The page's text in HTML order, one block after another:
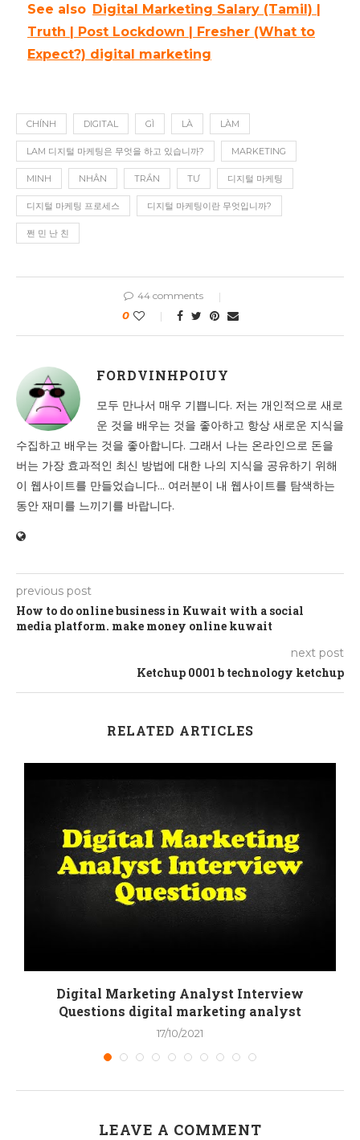
See also Digital Marketing Salary (Tamil) |
Truth | Post Lockdown | Fresher (What to
Expect?) digital marketing
CHÍNH DIGITAL GÌ LÀ LÀM
LAM 디지털 마케팅은 무엇을 하고 있습니까? MARKETING
MINH NHÂN TRẦN TƯ 디지털 마케팅
디지털 마케팅 프로세스 디지털 마케팅이란 무엇입니까?
쩐 민 난 친
44 comments
0
FORDVINHPOIUY
모두 만나서 매우 기쁩니다. 저는 개인적으로 새로
운 것을 배우는 것을 좋아하고 항상 새로운 지식을
수집하고 배우는 것을 좋아합니다. 그래서 나는 온라인으로 돈을
버는 가장 효과적인 최신 방법에 대한 나의 지식을 공유하기 위해
이 웹사이트를 만들었습니다... 여러분이 내 웹사이트를 탐색하는
동안 재미를 느끼기를 바랍니다.
previous post
How to do online business in Kuwait with a social
media platform. make money online kuwait
next post
Ketchup 0001 b technology ketchup
RELATED ARTICLES
Digital Marketing Analyst Interview
Questions digital marketing analyst
17/10/2021
LEAVE A COMMENT